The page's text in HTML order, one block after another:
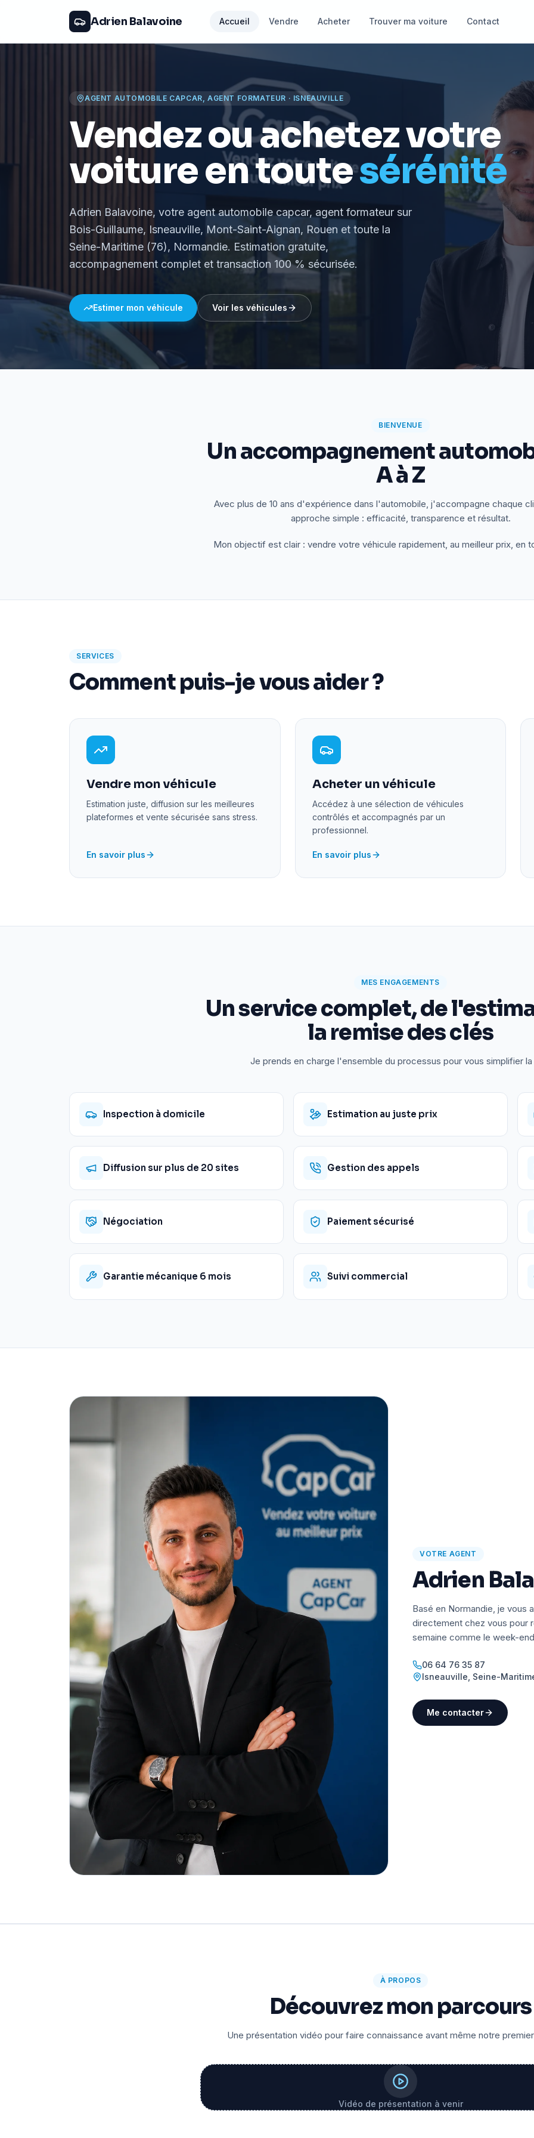
Adrien Balavoine Accueil Vendre Acheter Trouver ma voiture Contact
AGENT AUTOMOBILE CAPCAR, AGENT FORMATEUR · ISNEAUVILLE
Vendez ou achetez votre
voiture en toutesérénité
Adrien Balavoine, votre agent automobile capcar, agent formateur sur
Bois-Guillaume, Isneauville, Mont-Saint-Aignan, Rouen et toute la
Seine-Maritime (76), Normandie. Estimation gratuite,
accompagnement complet et transaction 100 % sécurisée.
Estimer mon véhicule Voir les véhicules
BIENVENUE
Un accompagnement
A à Z
Avec plus de 10 ans d'expérience dans l'automobile, j'accompagne chaque
approche simple : efficacité, transparence et résultat.
Mon objectif est clair : vendre votre véhicule rapidement, au meilleur prix, en
SERVICES
Comment puis-je vous aider ?
Vendre mon véhicule
Estimation juste, diffusion sur les meilleures
plateformes et vente sécurisée sans stress.
En savoir plus
Acheter un véhicule
Accédez à une sélection de véhicules
contrôlés et accompagnés par un
professionnel.
En savoir plus
MES ENGAGEMENTS
Un service complet, de
la remise des clés
Je prends en charge l'ensemble du processus pour vous simplifier la
Inspection à domicile Estimation au juste prix
Diffusion sur plus de 20 sites Gestion des appels
Négociation Paiement sécurisé
Garantie mécanique 6 mois Suivi commercial
VOTRE AGENT
Adrien
Basé en Normandie, je vous
directement chez vous pour
semaine comme le week-
06 64 76 35 87
Isneauville Seine-
Me contacter
À PROPOS
Découvrez mon parcours
Une présentation vidéo pour faire connaissance avant même notre
Vidéo de présentation à venir